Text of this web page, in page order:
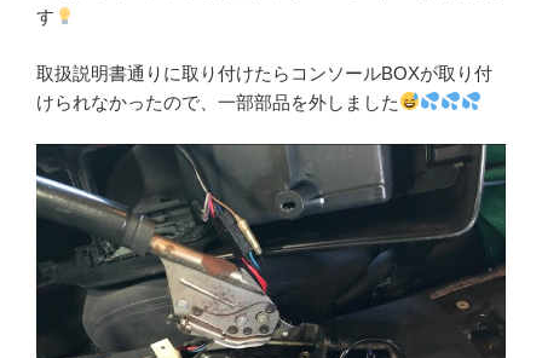
す
取扱説明書通りに取り付けたらコンソールBOXが取り付
けられなかったので、一部部品を外しました